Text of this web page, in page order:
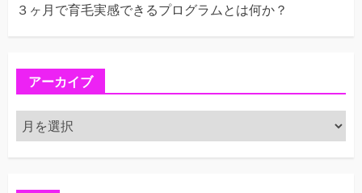
３ヶ月で育毛実感できるプログラムとは何か？
アーカイブ
ア
ー
カ